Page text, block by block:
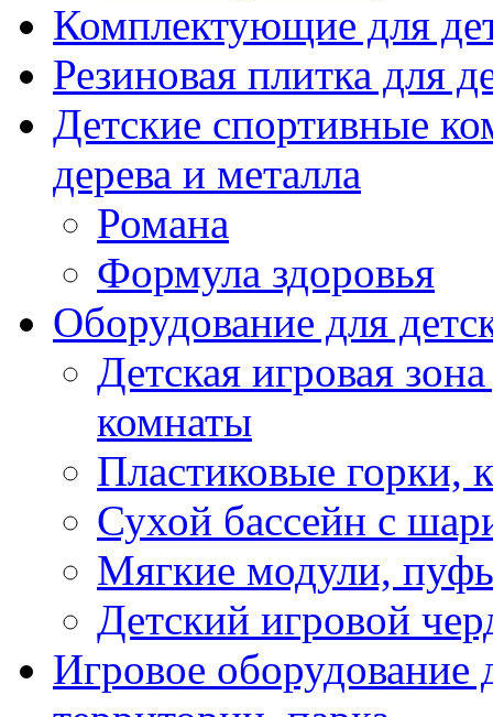
Комплектующие для
Резиновая плитка для
Детские спортивные
дерева и металла
Романа
Формула здоровья
Оборудование для
Детская игровая
комнаты
Пластиковые горки,
Сухой бассейн с
Мягкие модули,
Детский игровой
Игровое оборудование